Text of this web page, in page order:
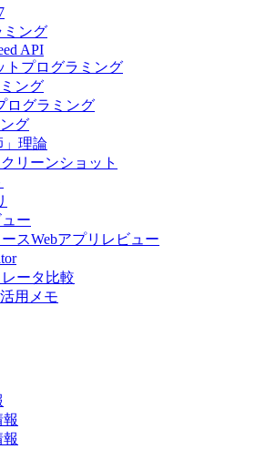
ミング
API
トプログラミング
ング
ログラミング
グ
」理論
リーンショット
ー
スWebアプリレビュー
ータ比較
用メモ